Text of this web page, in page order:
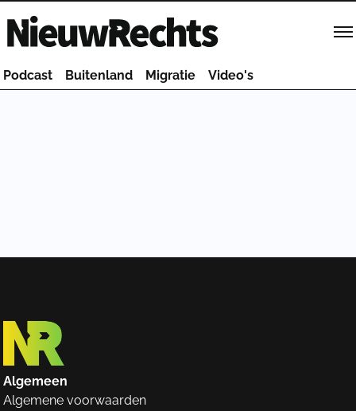
Homepage van NieuwRechts
Podcast Buitenland Migratie Video's
Algemeen
Algemene voorwaarden